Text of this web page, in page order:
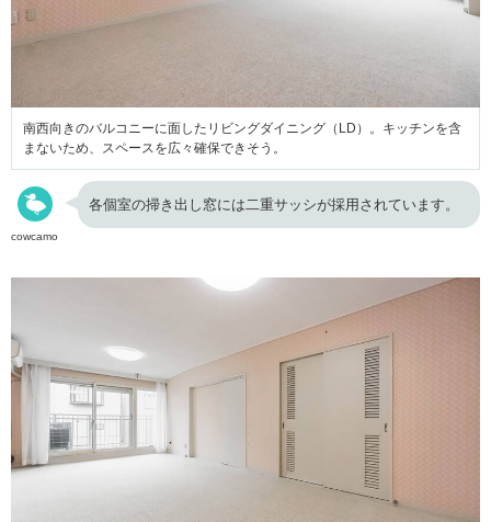
南西向きのバルコニーに面したリビングダイニング（LD）。キッチンを含
まないため、スペースを広々確保できそう。
cowcamo
各個室の掃き出し窓には二重サッシが採用されています。